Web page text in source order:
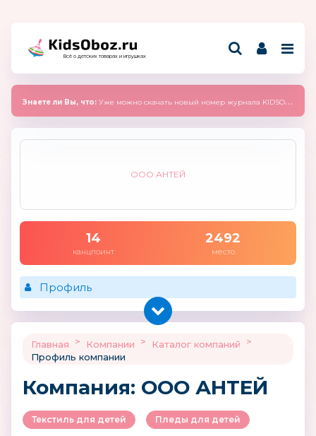
Всё о детских товарах и игрушках
Знаете ли Вы, что: Уже можно скачать новый номер журнала KIDSOBOZ 2025 (сентябрь)
ООО АНТЕЙ
14
канцпоинт
2492
место
Профиль
Главная > Компании > Каталог компаний
>
Профиль компании
Компания: ООО АНТЕЙ
Текстиль для детей Пледы для детей